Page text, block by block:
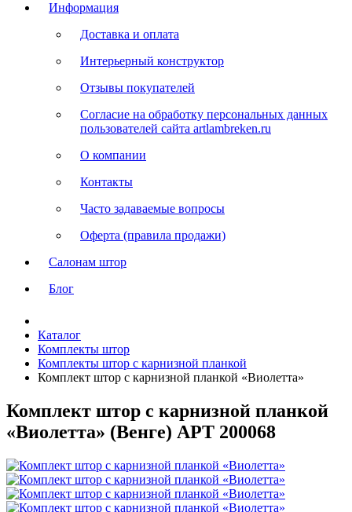
Информация
Доставка и оплата
Интерьерный конструктор
Отзывы покупателей
Согласие на обработку персональных данных
пользователей сайта artlambreken.ru
О компании
Контакты
Часто задаваемые вопросы
Оферта (правила продажи)
Салонам штор
Блог
Каталог
Комплекты штор
Комплекты штор с карнизной планкой
Комплект штор с карнизной планкой «Виолетта»
Комплект штор с карнизной планкой
«Виолетта» (Венге) АРТ 200068